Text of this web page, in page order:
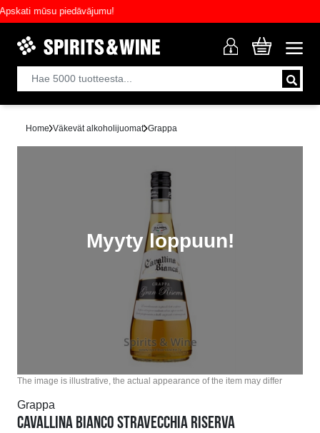
mūsu piedāvājumu!
Home Väkevät alkoholijuomat Grappa
Myyty loppuun!
The image is illustrative, the actual appearance of the item may differ
Grappa
CAVALLINA BIANCO STRAVECCHIA RISERVA